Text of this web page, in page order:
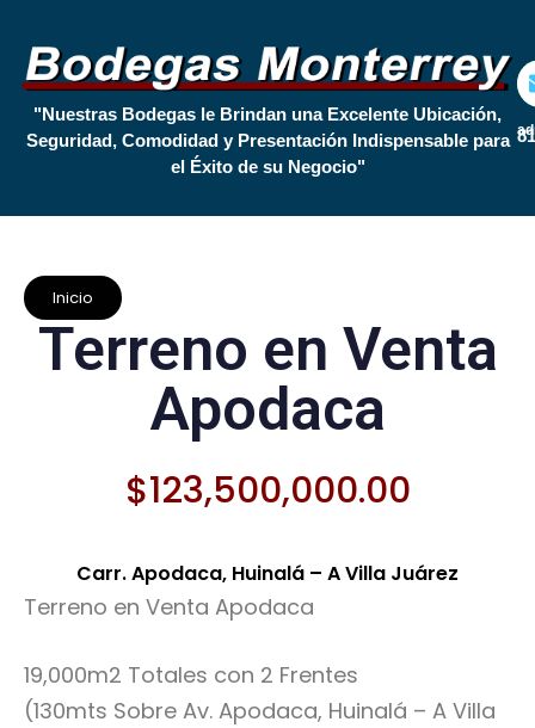
"Nuestras Bodegas le Brindan una Excelente Ubicación,
Seguridad, Comodidad y Presentación Indispensable para
el Éxito de su Negocio"
Inicio
Terreno en Venta
Apodaca
$123,500,000.00
Carr. Apodaca, Huinalá – A Villa Juárez
Terreno en Venta Apodaca
19,000m2 Totales con 2 Frentes
(130mts Sobre Av. Apodaca, Huinalá – A Villa